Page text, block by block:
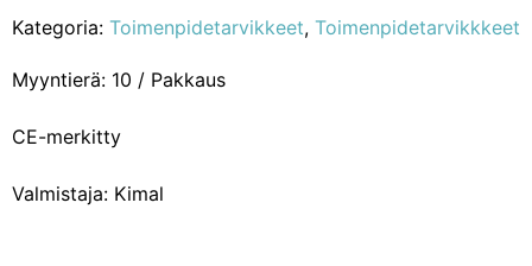
Kategoria: Toimenpidetarvikkeet, Toimenpidetarvikkkeet
Myyntierä: 10 / Pakkaus
CE-merkitty
Valmistaja: Kimal